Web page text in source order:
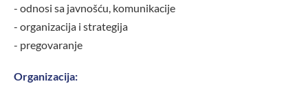
- odnosi sa javnošću, komunikacije
- organizacija i strategija
- pregovaranje
Organizacija: